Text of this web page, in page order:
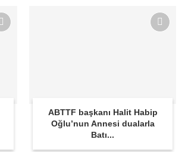
ABTTF başkanı Halit Habip
Oğlu’nun Annesi dualarla
Batı...